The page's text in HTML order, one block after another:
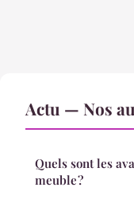
Actu — Nos
Quels sont les
meuble ?